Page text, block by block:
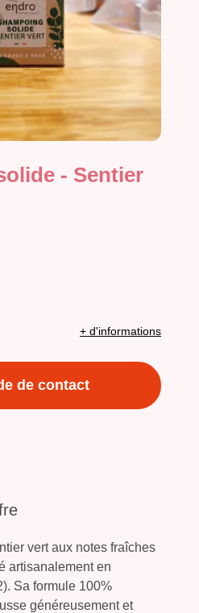
- Sentier
+ d'informations
de contact
vert aux notes fraîches
artisanalement en
Sa formule 100%
généreusement et